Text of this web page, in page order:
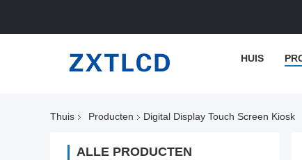
HUIS
Thuis Producten Digital Display Touch Screen Kiosk
ALLE PRODUCTEN